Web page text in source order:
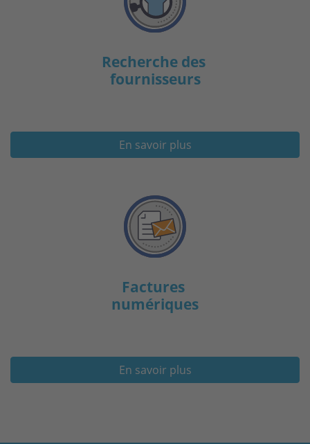
Recherche des
fournisseurs
En savoir plus
Factures
numériques
En savoir plus